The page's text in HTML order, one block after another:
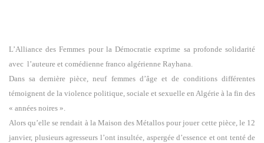
L’Alliance des Femmes pour la Démocratie exprime sa profonde solidarité
avec l’auteure et comédienne franco algérienne Rayhana.
Dans sa dernière pièce, neuf femmes d’âge et de conditions différentes
témoignent de la violence politique, sociale et sexuelle en Algérie à la fin des
« années noires ».
Alors qu’elle se rendait à la Maison des Métallos pour jouer cette pièce, le 12
janvier, plusieurs agresseurs l’ont insultée, aspergée d’essence et ont tenté de